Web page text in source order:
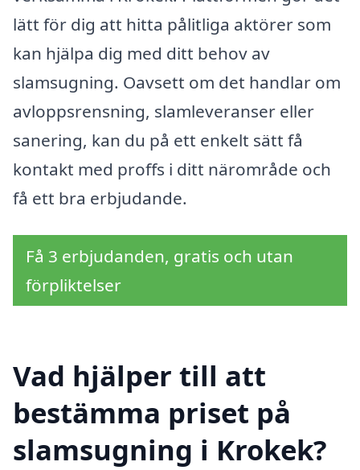
lätt för dig att hitta pålitliga aktörer som
kan hjälpa dig med ditt behov av
slamsugning. Oavsett om det handlar om
avloppsrensning, slamleveranser eller
sanering, kan du på ett enkelt sätt få
kontakt med proffs i ditt närområde och
få ett bra erbjudande.
Få 3 erbjudanden, gratis och utan
förpliktelser
Vad hjälper till att
bestämma priset på
slamsugning i Krokek?